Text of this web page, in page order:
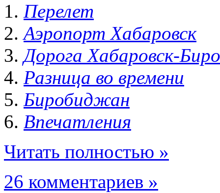
Перелет
Аэропорт Хабаровск
Дорога Хабаровск-
Разница во времени
Биробиджан
Впечатления
Читать полностью »
26 комментариев »